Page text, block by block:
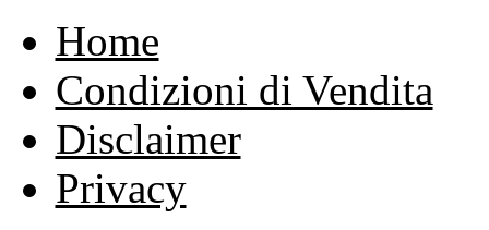
Home
Condizioni di Vendita
Disclaimer
Privacy